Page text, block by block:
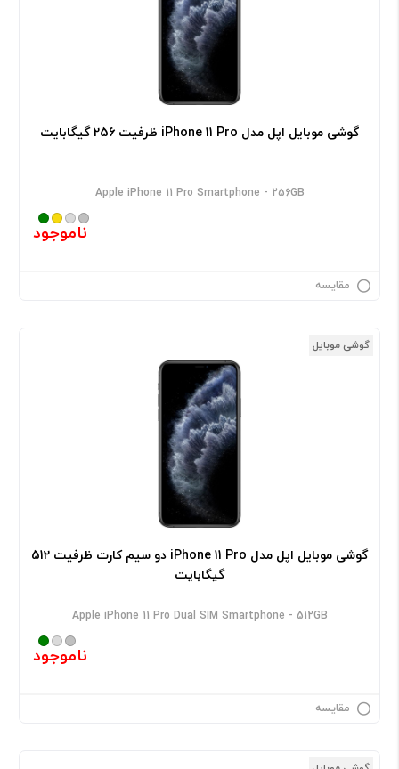
گوشی موبایل اپل مدل iPhone 11 Pro ظرفیت 256 گیگابایت
Apple iPhone 11 Pro Smartphone - 256GB
ناموجود
مقایسه
گوشی موبایل
گوشی موبایل اپل مدل iPhone 11 Pro دو سیم‌ کارت ظرفیت 512
گیگابایت
Apple iPhone 11 Pro Dual SIM Smartphone - 512GB
ناموجود
مقایسه